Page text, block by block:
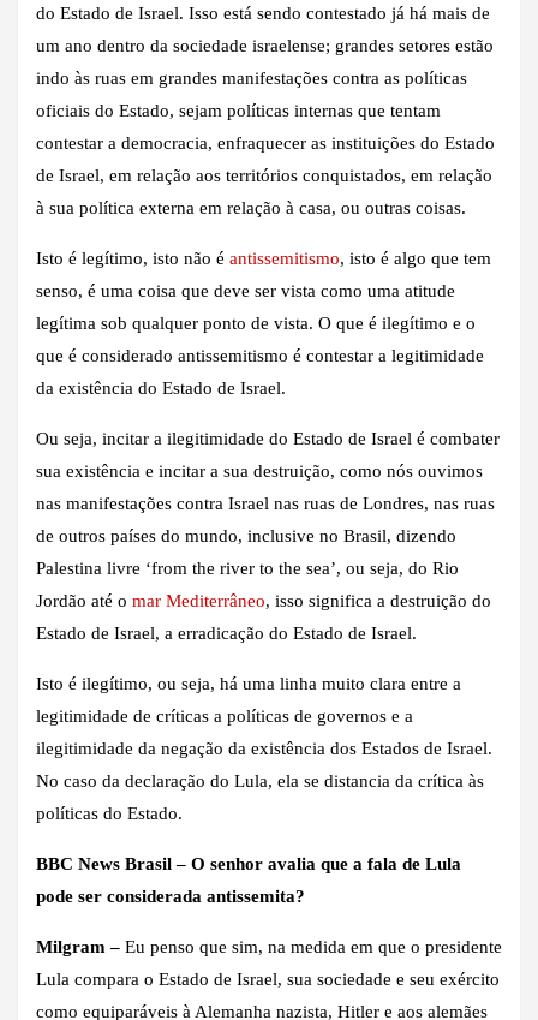
do Estado de Israel. Isso está sendo contestado já há mais de
um ano dentro da sociedade israelense; grandes setores estão
indo às ruas em grandes manifestações contra as políticas
oficiais do Estado, sejam políticas internas que tentam
contestar a democracia, enfraquecer as instituições do Estado
de Israel, em relação aos territórios conquistados, em relação
à sua política externa em relação à casa, ou outras coisas.
Isto é legítimo, isto não é antissemitismo, isto é algo que tem
senso, é uma coisa que deve ser vista como uma atitude
legítima sob qualquer ponto de vista. O que é ilegítimo e o
que é considerado antissemitismo é contestar a legitimidade
da existência do Estado de Israel.
Ou seja, incitar a ilegitimidade do Estado de Israel é combater
sua existência e incitar a sua destruição, como nós ouvimos
nas manifestações contra Israel nas ruas de Londres, nas ruas
de outros países do mundo, inclusive no Brasil, dizendo
Palestina livre ‘from the river to the sea’, ou seja, do Rio
Jordão até o mar Mediterrâneo, isso significa a destruição do
Estado de Israel, a erradicação do Estado de Israel.
Isto é ilegítimo, ou seja, há uma linha muito clara entre a
legitimidade de críticas a políticas de governos e a
ilegitimidade da negação da existência dos Estados de Israel.
No caso da declaração do Lula, ela se distancia da crítica às
políticas do Estado.
BBC News Brasil – O senhor avalia que a fala de Lula
pode ser considerada antissemita?
Milgram – Eu penso que sim, na medida em que o presidente
Lula compara o Estado de Israel, sua sociedade e seu exército
como equiparáveis à Alemanha nazista, Hitler e aos alemães